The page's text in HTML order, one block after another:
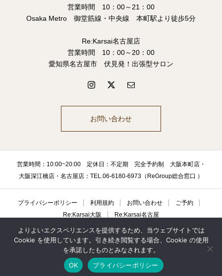
営業時間 10：00～21：00
Osaka Metro 御堂筋線・中央線 本町駅より徒歩5分
Re:Karsai名古屋店
営業時間 10：00～20：00
愛知県名古屋市 伏見発！出張型サロン
お問い合わせ
営業時間：10:00~20:00 定休日：不定期 完全予約制 大阪本町店・
大阪深江橋店・名古屋店：TEL.06-6180-6973（ReGroup総合窓口 ）
プライバシーポリシー 利用規約 お問い合わせ
ご予約
Re:Karsai大阪
Re:Karsai名古屋
Copyright © 2021 Re:Karsai
大阪LINE予約
よりよいエクスペリエンスを提供するため、当ウェブサイトでは
Cookie を使用しています。引き続き閲覧する場合、Cookie の使用
を承諾したものとみなされます。
OK
プライバシーポリシー